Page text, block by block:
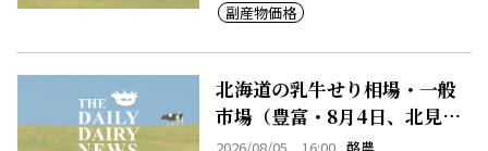
副産物価格
北海道の乳牛せり相場・一般
市場（豊富・8月4日、北見・8
月4日、早来・8月4日）
2026/08/05 16:00 酪農